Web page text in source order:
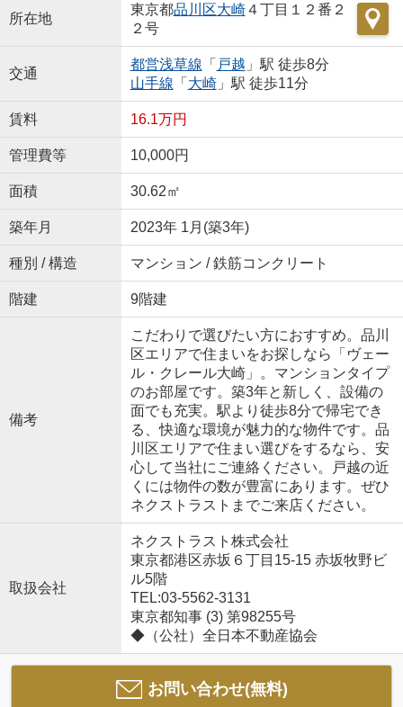
所在地
東京都品川区大崎４丁目１２番２
２号
交通
都営浅草線 「 戸越 」駅 徒歩8分
山手線 「 大崎」駅 徒歩11分
賃料 16.1万円
管理費等 10,000円
面積 30.62㎡
築年月 2023年 1月(築3年)
種別 / 構造 マンション / 鉄筋コンクリート
階建 9階建
備考
こだわりで選びたい方におすすめ。品川
区エリアで住まいをお探しなら「ヴェー
ル・クレール大崎」。マンションタイプ
のお部屋です。築3年と新しく、設備の
面でも充実。駅より徒歩8分で帰宅でき
る、快適な環境が魅力的な物件です。品
川区エリアで住まい選びをするなら、安
心して当社にご連絡ください。戸越の近
くには物件の数が豊富にあります。ぜひ
ネクストラストまでご来店ください。
取扱会社
ネクストラスト株式会社
東京都港区赤坂６丁目15-15 赤坂牧野ビ
ル5階
TEL:03-5562-3131
東京都知事 (3) 第98255号
◆（公社）全日本不動産協会
お問い合わせ(無料)